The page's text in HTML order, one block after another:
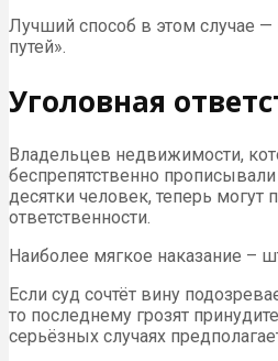
Лучший способ в этом случае —
путей».
Уголовная
Владельцев недвижимости,
беспрепятственно
десятки человек, теперь могут
ответственности.
Наиболее мягкое наказание –
Если суд сочтёт вину
то последнему грозят
серьёзных случаях